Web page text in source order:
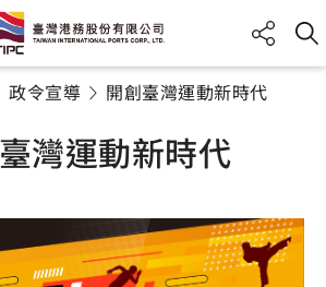
政令宣導 開創臺灣運動新時代
灣運動新時代